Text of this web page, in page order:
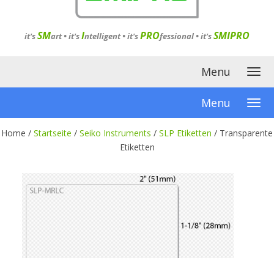
it'sSMart •it'sIntelligent•it'sPROfessional •it'sSMIPRO
Menu
Menu
Home / Startseite / Seiko Instruments / SLP Etiketten / Transparente
Etiketten